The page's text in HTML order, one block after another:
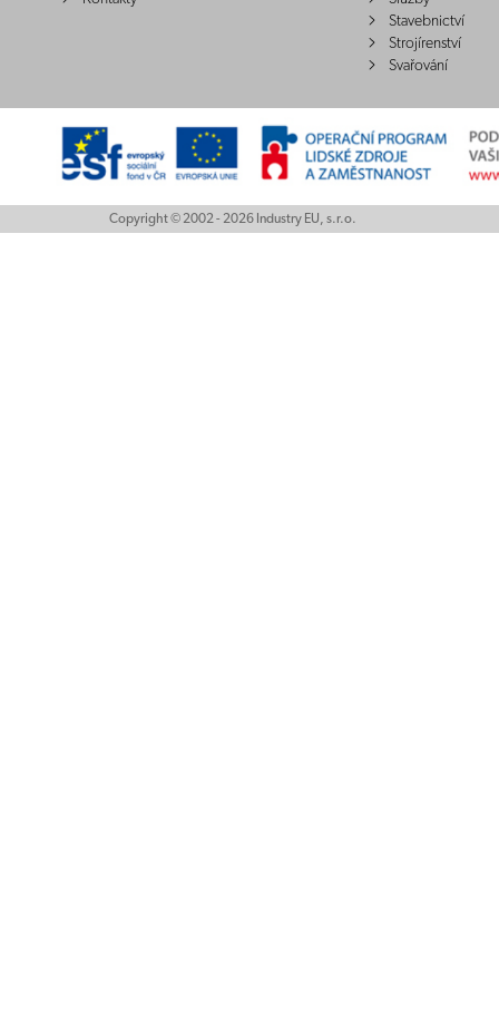
Stavebnictví
Strojírenství
Svařování
Copyright © 2002 - 2026 Industry EU, s.r.o.